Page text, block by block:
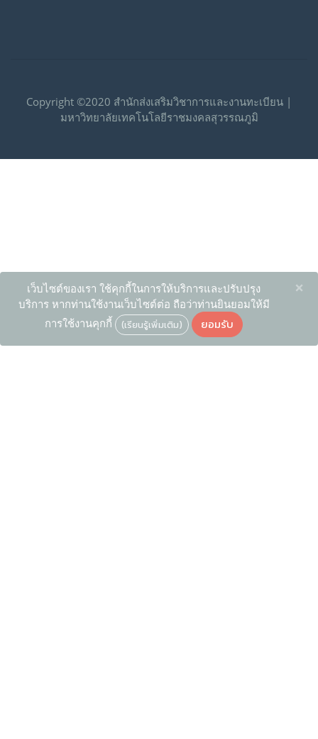
Copyright ©2020 สำนักส่งเสริมวิชาการและงานทะเบียน |
มหาวิทยาลัยเทคโนโลยีราชมงคลสุวรรณภูมิ
เว็บไซต์ของเรา ใช้คุกกี้ในการให้บริการและปรับปรุง
บริการ หากท่านใช้งานเว็บไซต์ต่อ ถือว่าท่านยินยอมให้มี
การใช้งานคุกกี้ (เรียนรู้เพิ่มเติม) ยอมรับ
×